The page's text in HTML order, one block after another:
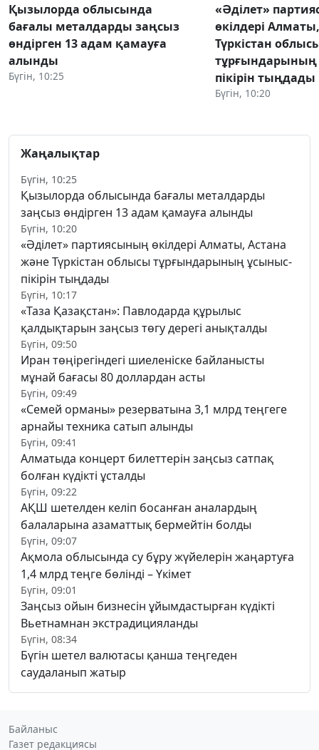
Қызылорда облысында
бағалы металдарды заңсыз
өндірген 13 адам қамауға
алынды
Бүгін, 10:25
«Әділет»
өкілдері
Түркістан
тұрғындарының
пікірін тыңдады
Бүгін, 10:20
Жаңалықтар
Бүгін, 10:25
Қызылорда облысында бағалы металдарды
заңсыз өндірген 13 адам қамауға алынды
Бүгін, 10:20
«Әділет» партиясының өкілдері Алматы, Астана
және Түркістан облысы тұрғындарының ұсыныс-
пікірін тыңдады
Бүгін, 10:17
«Таза Қазақстан»: Павлодарда құрылыс
қалдықтарын заңсыз төгу дерегі анықталды
Бүгін, 09:50
Иран төңірегіндегі шиеленіске байланысты
мұнай бағасы 80 доллардан асты
Бүгін, 09:49
«Семей орманы» резерватына 3,1 млрд теңгеге
арнайы техника сатып алынды
Бүгін, 09:41
Алматыда концерт билеттерін заңсыз сатпақ
болған күдікті ұсталды
Бүгін, 09:22
АҚШ шетелден келіп босанған аналардың
балаларына азаматтық бермейтін болды
Бүгін, 09:07
Ақмола облысында су бұру жүйелерін жаңартуға
1,4 млрд теңге бөлінді – Үкімет
Бүгін, 09:01
Заңсыз ойын бизнесін ұйымдастырған күдікті
Вьетнамнан экстрадицияланды
Бүгін, 08:34
Бүгін шетел валютасы қанша теңгеден
саудаланып жатыр
Байланыс
Газет редакциясы